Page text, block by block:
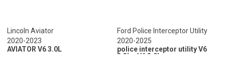
Lincoln Aviator
2020-2023
AVIATOR V6 3.0L
Ford Police Interceptor Utility
2020-2025
police interceptor utility V6
3.3L - V6 3.0L